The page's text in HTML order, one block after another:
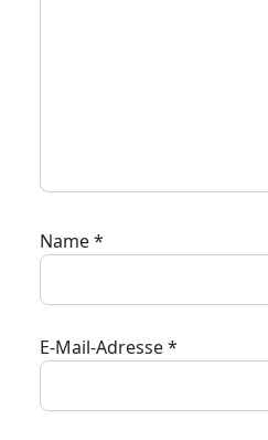
Name*
E-Mail-Adresse*